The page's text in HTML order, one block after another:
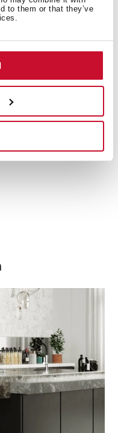
to them or that they’ve